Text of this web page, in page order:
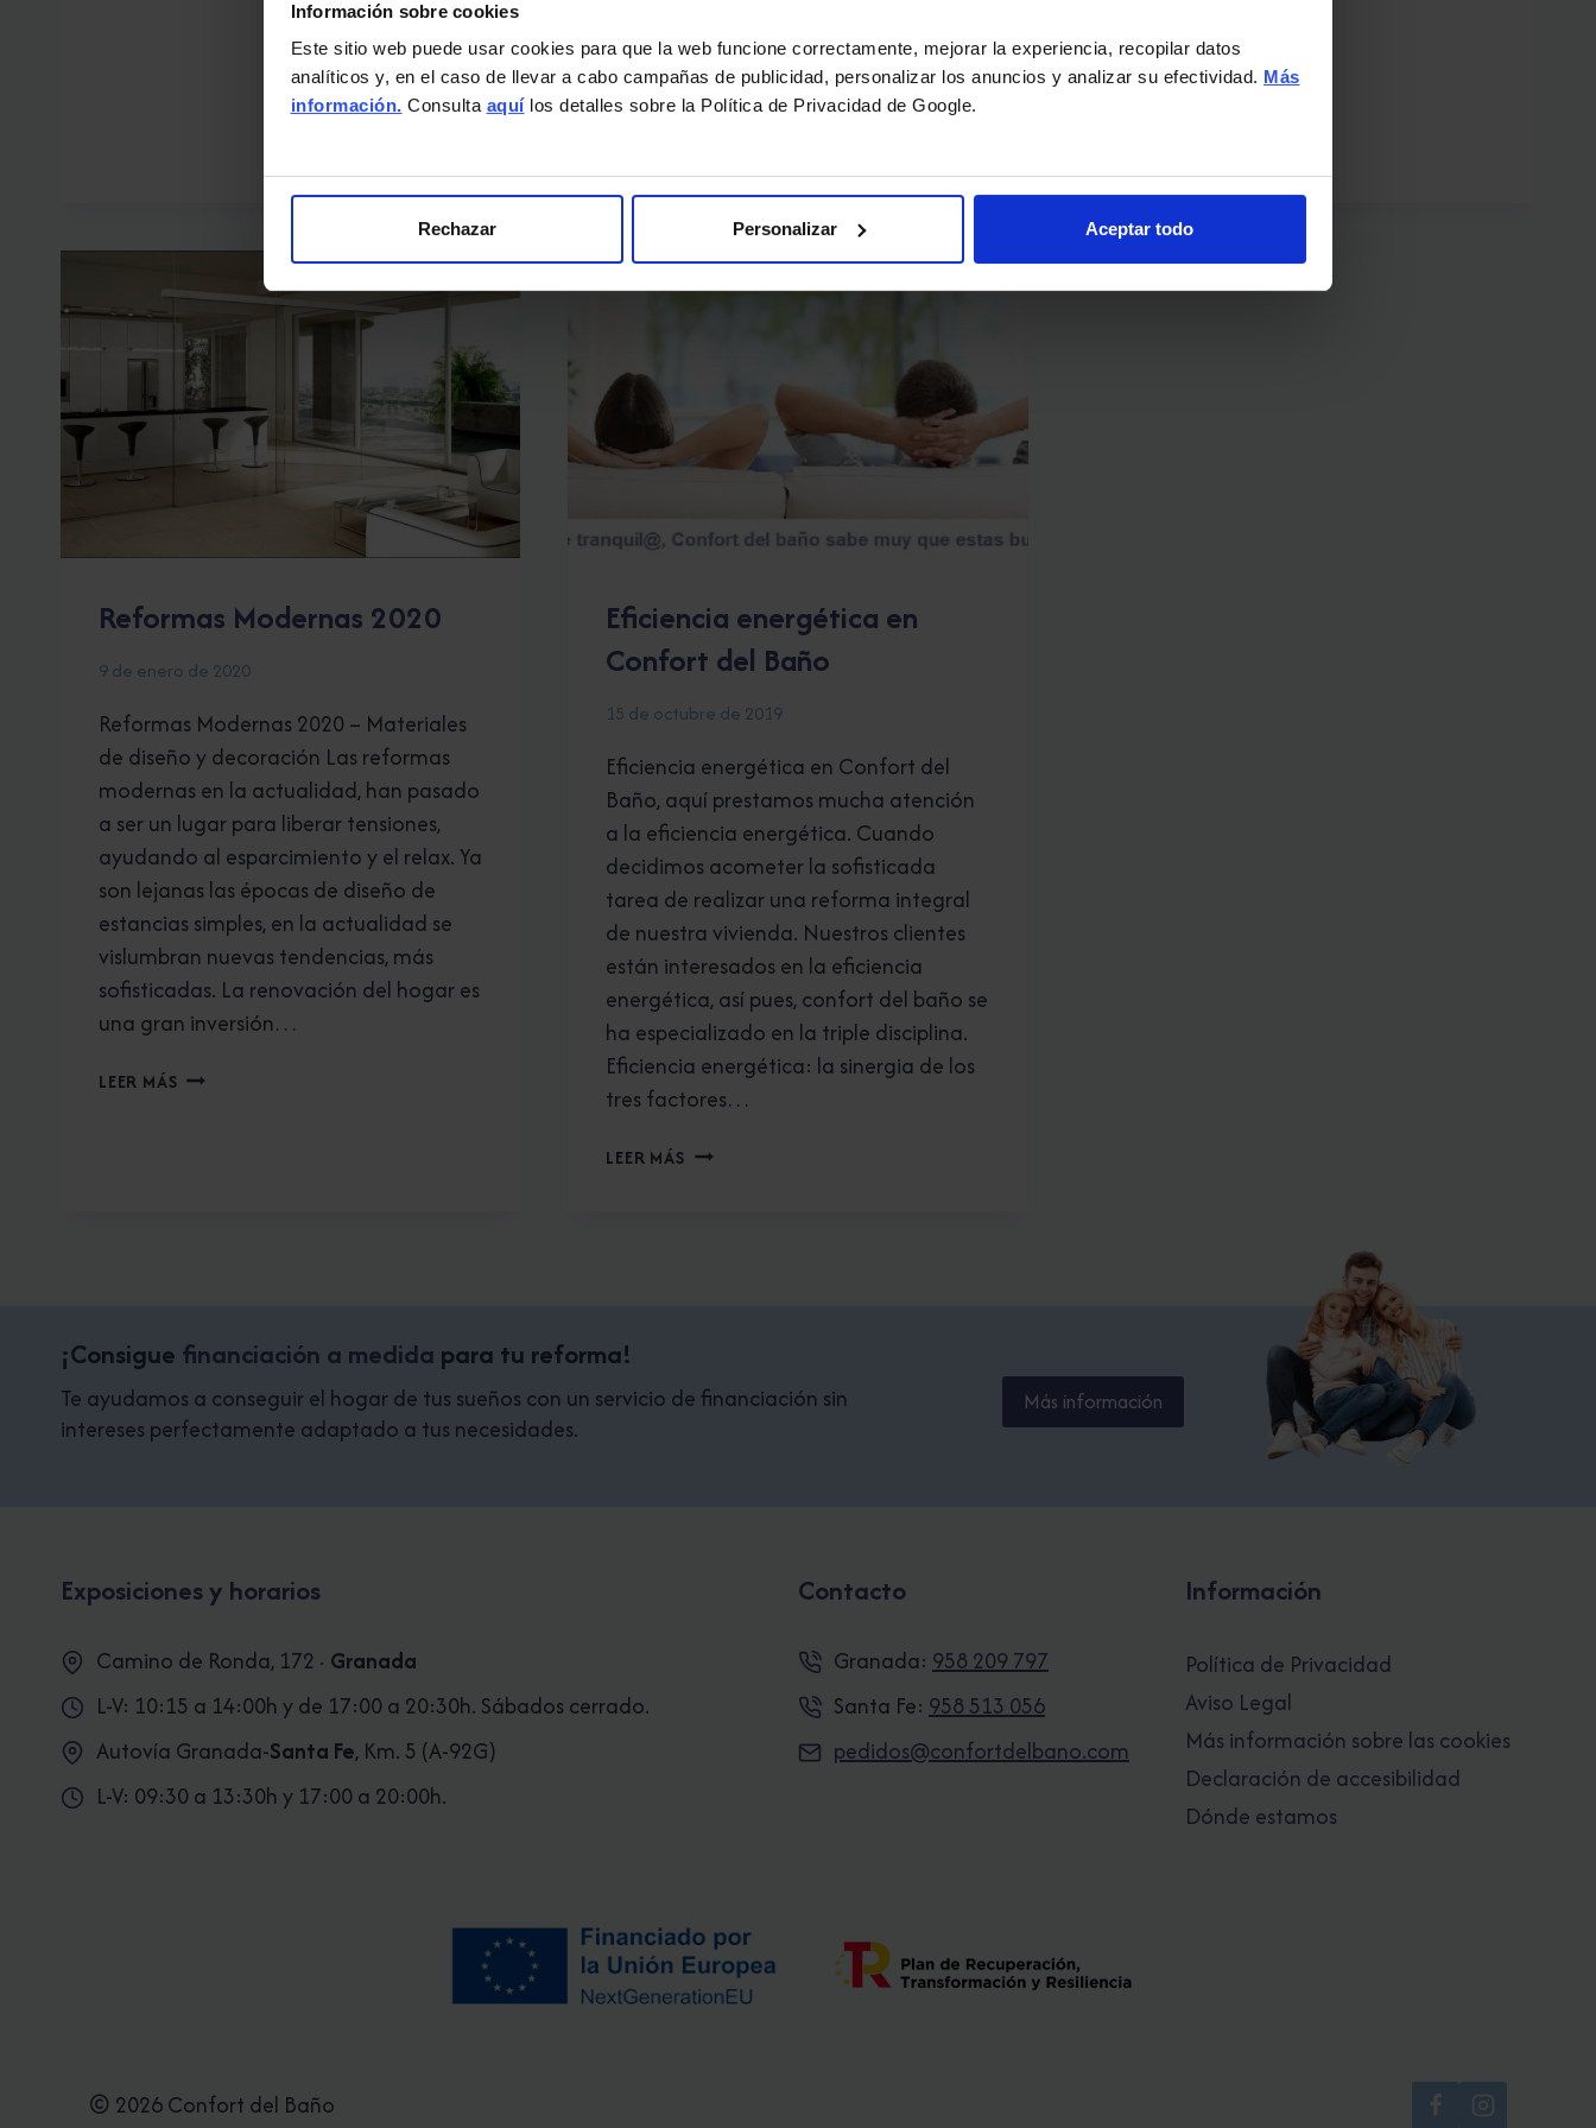
Información sobre cookies
Este sitio web puede usar cookies para que la web funcione correctamente, mejorar la experiencia, recopilar datos
analíticos y, en el caso de llevar a cabo campañas de publicidad, personalizar los anuncios y analizar su efectividad. Más
información. Consulta aquílos detalles sobre la Política de Privacidad de Google.
Rechazar Personalizar Aceptar todo
diferentes funcionalidades:
termostáticos,…
NEGROS
PARA
LAVABO
BAÑO.
¡TENDENCIAS
LEER MÁS10
CONSEJOS
REFORMA
PERFECTA
Reformas Modernas 2020
9 de enero de 2020
Reformas Modernas 2020 – Materiales
de diseño y decoración Las reformas
modernas en la actualidad, han pasado
a ser un lugar para liberar tensiones,
ayudando al esparcimiento y el relax. Ya
son lejanas las épocas de diseño de
estancias simples, en la actualidad se
vislumbran nuevas tendencias, más
sofisticadas. La renovación del hogar es
una gran inversión…
LEER MÁS REFORMAS
Eficiencia energética en
Confort del Baño
15 de octubre de 2019
Eficiencia energética en Confort del
Baño, aquí prestamos mucha atención
a la eficiencia energética. Cuando
decidimos acometer la sofisticada
tarea de realizar una reforma integral
de nuestra vivienda. Nuestros clientes
están interesados en la eficiencia
energética, así pues, confort del baño se
ha especializado en la triple disciplina.
Eficiencia energética: la sinergia de los
tres factores…
LEER MÁS EFICIENCIA
¡Consigue financiación a medida para tu reforma!
Te ayudamos a conseguir el hogar de tus sueños con un servicio de financiación sin
intereses perfectamente adaptado a tus necesidades.
Más información
Exposiciones y horarios
Camino de Ronda, 172 · Granada
L-V: 10:15 a 14:00h y de 17:00 a 20:30h. Sábados cerrado.
Autovía Granada-Santa Fe, Km. 5 (A-92G)
L-V: 09:30 a 13:30h y 17:00 a 20:00h.
Contacto
Granada: 958 209 797
Santa Fe: 958 513 056
pedidos@confortdelbano.com
Información
Política de Privacidad
Aviso Legal
Más información sobre las cookies
Declaración de accesibilidad
Dónde estamos
© 2026 Confort del Baño